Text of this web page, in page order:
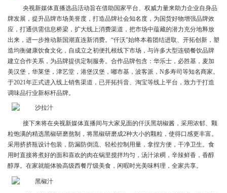
央视新媒体直播选品活动旨在借助国家平台、权威力量来助力企业自身品
牌发展，提升品牌市场美誉度，打造品牌社会知名度，为国货好物增强品牌效
应，打通供需信息桥梁，扩大线上消费渠道，把市场中蕴藏的潜力充分地释放
出来，进一步推动新国潮直连新消费。“仟沃”始终本着团结进取、开拓创新，塑
造均衡健康饮食文化，自成立之初便扎根线下市场，与许多大型连锁餐饮品牌
建立合作关系，为品牌提供定制服务。合作品牌包含：华乐士，必胜基，麦加
美汉堡，华莱堡，津艺堂，港堡汉堡，嘟市基，波客派，N多寿司等知名商家。
于2021年正式进入线上销售渠道，已开拓抖音、淘宝等线上平台，致力于打造
调味品行业新标杆品牌。
接下来将在央视新媒体直播间与大家见面的仟沃黑胡椒酱，采用浓郁、颗
粒饱满的精选黑椒研磨熬制，将黑椒研磨成2种大小的颗粒，使得口感更丰富。
采用挤挤瓶设计包装，防漏防倒流、轻松控制用量，拿捏方便，干净卫生。食
用时直接将煮好的面和喜欢的肉在锅里搅拌均匀，汤汁浓稠，辛辣鲜香，香醇
醇厚。在家就能体验高级西餐厅级美食，闲暇时光美味料理，全家共享。